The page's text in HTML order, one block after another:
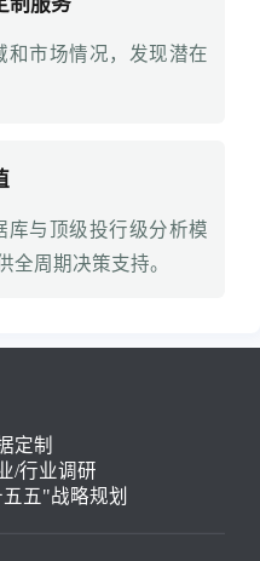
制服务
和市场情况，发现潜在
库与顶级投行级分析模
全周期决策支持。
定制
/行业调研
五"战略规划